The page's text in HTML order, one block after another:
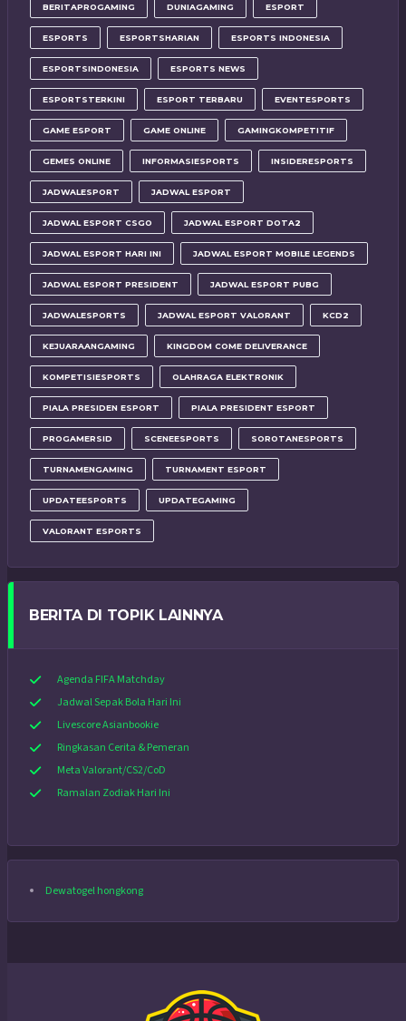
BERITAPROGAMING DUNIAGAMING ESPORT
ESPORTS ESPORTSHARIAN ESPORTS INDONESIA
ESPORTSINDONESIA ESPORTS NEWS
ESPORTSTERKINI ESPORT TERBARU EVENTESPORTS
GAME ESPORT GAME ONLINE GAMINGKOMPETITIF
GEMES ONLINE INFORMASIESPORTS INSIDERESPORTS
JADWALESPORT JADWAL ESPORT
JADWAL ESPORT CSGO JADWAL ESPORT DOTA2
JADWAL ESPORT HARI INI JADWAL ESPORT MOBILE LEGENDS
JADWAL ESPORT PRESIDENT JADWAL ESPORT PUBG
JADWALESPORTS JADWAL ESPORT VALORANT KCD2
KEJUARAANGAMING KINGDOM COME DELIVERANCE
KOMPETISIESPORTS OLAHRAGA ELEKTRONIK
PIALA PRESIDEN ESPORT PIALA PRESIDENT ESPORT
PROGAMERSID SCENEESPORTS SOROTANESPORTS
TURNAMENGAMING TURNAMENT ESPORT
UPDATEESPORTS UPDATEGAMING
VALORANT ESPORTS
BERITA DI TOPIK LAINNYA
Agenda FIFA Matchday
Jadwal Sepak Bola Hari Ini
Livescore Asianbookie
Ringkasan Cerita & Pemeran
Meta Valorant/CS2/CoD
Ramalan Zodiak Hari Ini
Dewatogel hongkong